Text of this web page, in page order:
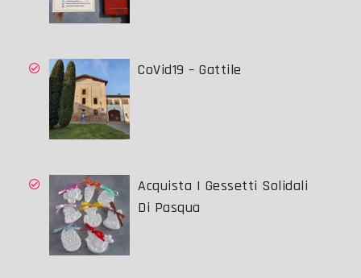
CoVid19 – Gattile
Acquista I Gessetti Solidali
Di Pasqua